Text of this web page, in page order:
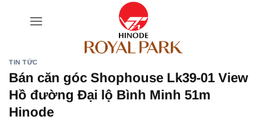
TIN TỨC
Bán căn góc Shophouse Lk39-01 View
Hồ đường Đại lộ Bình Minh 51m
Hinode